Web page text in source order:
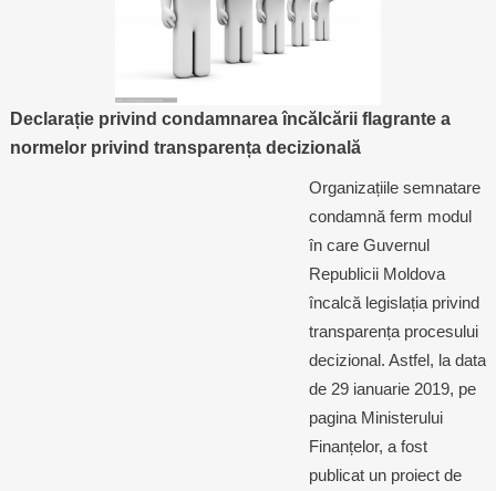
Inițiative în derulare
Inițiative desfășurate
Laborator sociometric
Declarație privind condamnarea încălcării flagrante a
normelor privind transparența decizională
Organizațiile semnatare
condamnă ferm modul
în care Guvernul
Republicii Moldova
încalcă legislația privind
transparența procesului
decizional. Astfel, la data
de 29 ianuarie 2019, pe
pagina Ministerului
Finanțelor, a fost
publicat un proiect de